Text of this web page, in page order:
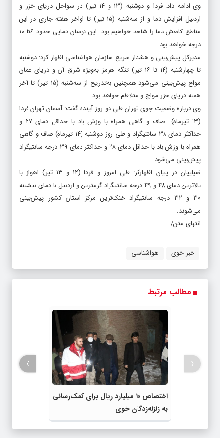
اردبیل افزایش دما و از سه‌شنبه (۱۵ تیر) تا اواخر هفته جاری در این
مناطق کاهش دما را شاهد خواهیم بود. این نوسان دمایی حدود ۶تا ۱۰
درجه خواهد بود.
مدیرکل پیش‌بینی و هشدار سریع سازمان هواشناسی اظهار کرد: دوشنبه
تا چهارشنبه (۱۴ تا ۱۶ تیر) تنگه هرمز به‌ویژه شرق آن و دریای عمان
مواج پیش‌بینی می‌شود همچنین به‌تدریج از سه‌شنبه (۱۵ تیر) تا آخر
هفته دریای خزر مواج و متلاطم خواهد بود.
وی درباره وضعیت جوی تهران طی دو روز آینده گفت: آسمان تهران فردا
(۱۳ تیرماه) صاف و گاهی همراه با وزش باد با حداقل دمای ۲۷ و
حداکثر دمای ۳۸ سانتیگراد و طی روز ‌دوشنبه (۱۴ تیرماه) صاف و گاهی
همراه با وزش باد با حداقل دمای ۲۸ و حداکثر دمای ۳۹ درجه سانتیگراد
پیش‌بینی می‌شود.
بالاترین دمای ۴۸ و ۴۹ درجه سانتیگراد گرمترین و اردبیل با دمای بیشینه
۳۰ و ۳۲ درجه سانتیگراد خنک‌ترین مرکز استان کشور پیش‌بینی
می‌شوند.
انتهای متن/
خبر خوی هواشناسی
مطالب مرتبط
اختصاص ۱۰ میلیارد ریال برای کمک‌رسانی
به زلزله‌زدگان خوی
‹
›